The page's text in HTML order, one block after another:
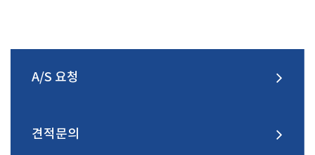
A/S 요청
견적문의